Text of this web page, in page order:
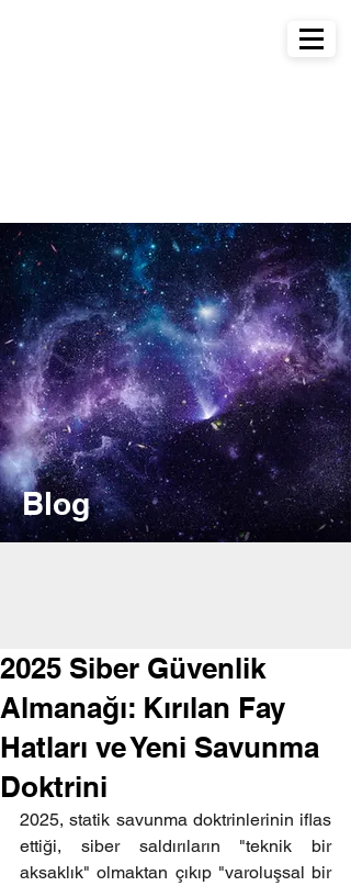
Blog
2025 Siber Güvenlik
Almanağı: Kırılan Fay
Hatları ve Yeni Savunma
Doktrini
2025, statik savunma doktrinlerinin iflas
ettiği, siber saldırıların "teknik bir
aksaklık" olmaktan çıkıp "varoluşsal bir